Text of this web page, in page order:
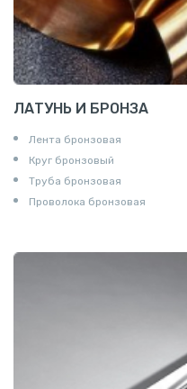
ЛАТУНЬ И БРОНЗА
Лента бронзовая
Круг бронзовый
Труба бронзовая
Проволока бронзовая